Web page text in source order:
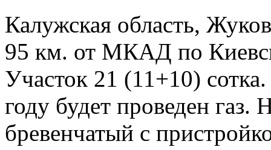
Калужская область,
95 км. от МКАД по
Участок 21 (11+10)
году будет проведен газ.
бревенчатый с